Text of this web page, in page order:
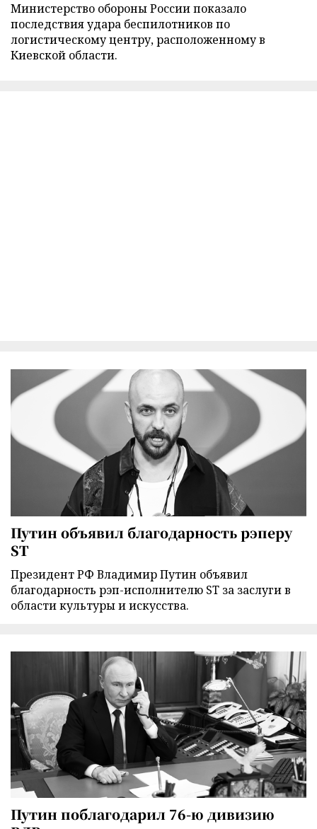
Министерство обороны России показало
последствия удара беспилотников по
логистическому центру, расположенному в
Киевской области.
Путин объявил благодарность рэперу
ST
Президент РФ Владимир Путин объявил
благодарность рэп-исполнителю ST за заслуги в
области культуры и искусства.
Путин поблагодарил 76-ю дивизию